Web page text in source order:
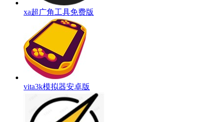
xa超广角工具免费版
vita3k模拟器安卓版